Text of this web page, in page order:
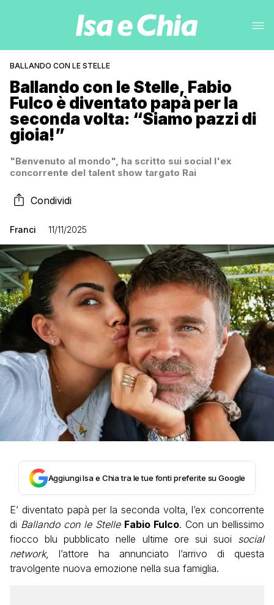
BALLANDO CON LE STELLE
Ballando con le Stelle, Fabio
Fulco è diventato papà per la
seconda volta: “Siamo pazzi di
gioia!”
"Benvenuto al mondo", ha scritto sui social l'ex
concorrente del talent show targato Rai
Condividi
Franci 11/11/2025
Aggiungi Isa e Chia tra le tue fonti preferite su Google
E’ diventato papà per la seconda volta, l’ex concorrente
di Ballando con le Stelle Fabio Fulco. Con un bellissimo
fiocco blu pubblicato nelle ultime ore sui suoi social
network, l’attore ha annunciato l’arrivo di questa
travolgente nuova emozione nella sua famiglia.